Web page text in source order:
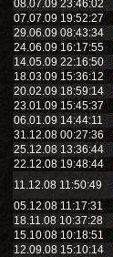
08.07.09 23:46:02
07.07.09 19:52:27
29.06.09 08:43:34
24.06.09 16:17:55
14.05.09 22:16:50
18.03.09 15:36:12
20.02.09 18:59:14
23.01.09 15:45:37
06.01.09 14:44:11
31.12.08 00:27:36
25.12.08 13:36:44
22.12.08 19:48:44
11.12.08 11:50:49
05.12.08 11:17:31
18.11.08 10:37:28
15.10.08 10:18:51
12.09.08 15:10:14